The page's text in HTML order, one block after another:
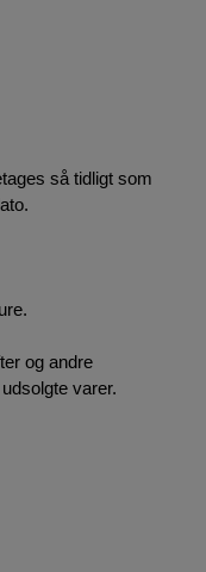
så tidligt som
og andre
varer.